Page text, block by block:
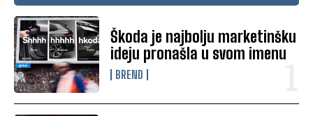
Škoda je najbolju marketinšku
ideju pronašla u svom imenu
BREND